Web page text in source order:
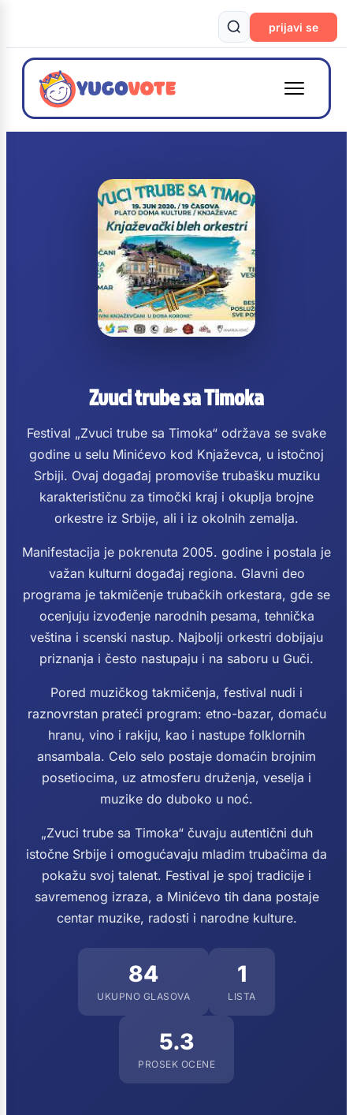
prijavi se
Zvuci trube sa Timoka
Festival „Zvuci trube sa Timoka“ održava se svake
godine u selu Minićevo kod Knjaževca, u istočnoj
Srbiji. Ovaj događaj promoviše trubašku muziku
karakterističnu za timočki kraj i okuplja brojne
orkestre iz Srbije, ali i iz okolnih zemalja.
Manifestacija je pokrenuta 2005. godine i postala je
važan kulturni događaj regiona. Glavni deo
programa je takmičenje trubačkih orkestara, gde se
ocenjuju izvođenje narodnih pesama, tehnička
veština i scenski nastup. Najbolji orkestri dobijaju
priznanja i često nastupaju i na saboru u Guči.
Pored muzičkog takmičenja, festival nudi i
raznovrstan prateći program: etno-bazar, domaću
hranu, vino i rakiju, kao i nastupe folklornih
ansambala. Celo selo postaje domaćin brojnim
posetiocima, uz atmosferu druženja, veselja i
muzike do duboko u noć.
„Zvuci trube sa Timoka“ čuvaju autentični duh
istočne Srbije i omogućavaju mladim trubačima da
pokažu svoj talenat. Festival je spoj tradicije i
savremenog izraza, a Minićevo tih dana postaje
centar muzike, radosti i narodne kulture.
84
UKUPNO GLASOVA
1
LISTA
5.3
PROSEK OCENE